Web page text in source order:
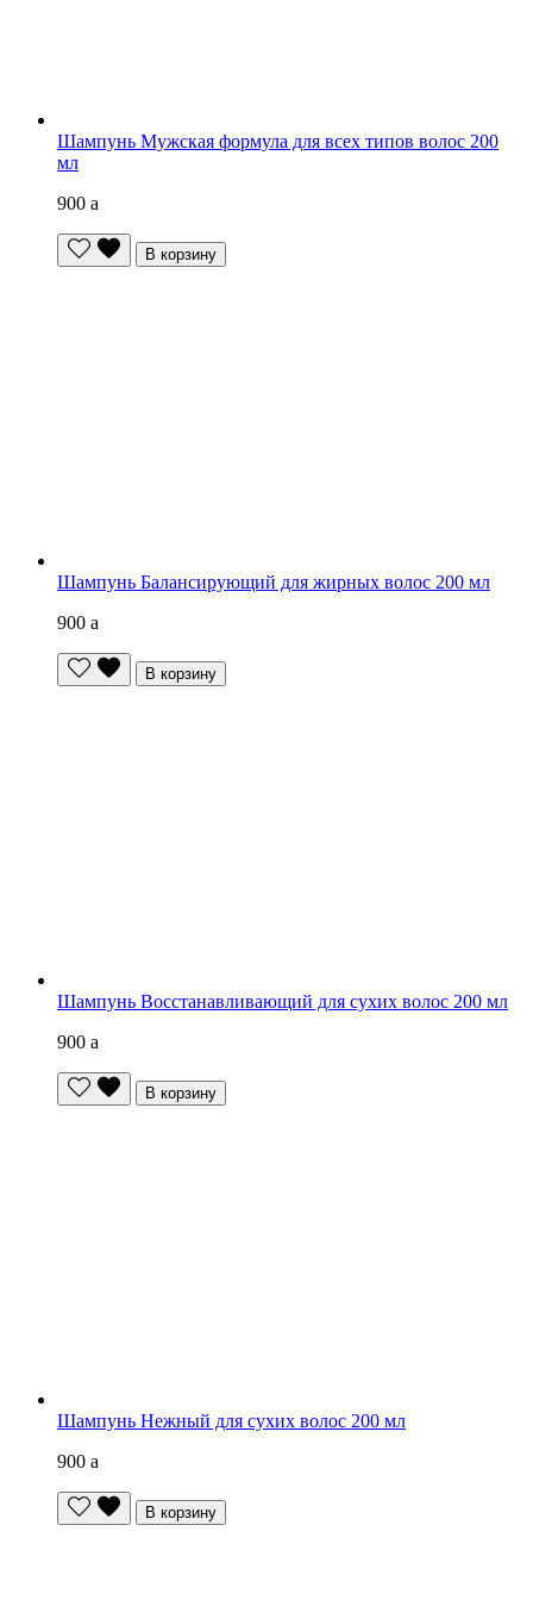
Шампунь Мужская формула для всех типов волос 200
мл
900 a
В корзину
Шампунь Балансирующий для жирных волос 200 мл
900 a
В корзину
Шампунь Восстанавливающий для сухих волос 200 мл
900 a
В корзину
Шампунь Нежный для сухих волос 200 мл
900 a
В корзину